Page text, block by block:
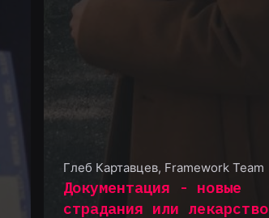
Глеб Картавцев, Framework Team
Документация - новые
страдания или лекарство